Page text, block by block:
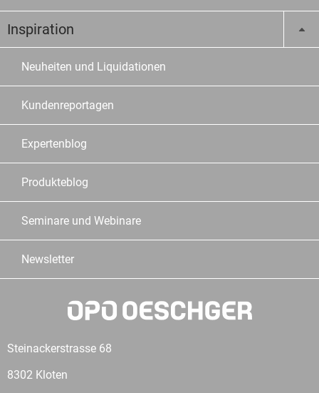
Inspiration
Neuheiten und Liquidationen
Kundenreportagen
Expertenblog
Produkteblog
Seminare und Webinare
Newsletter
Steinackerstrasse 68
8302 Kloten